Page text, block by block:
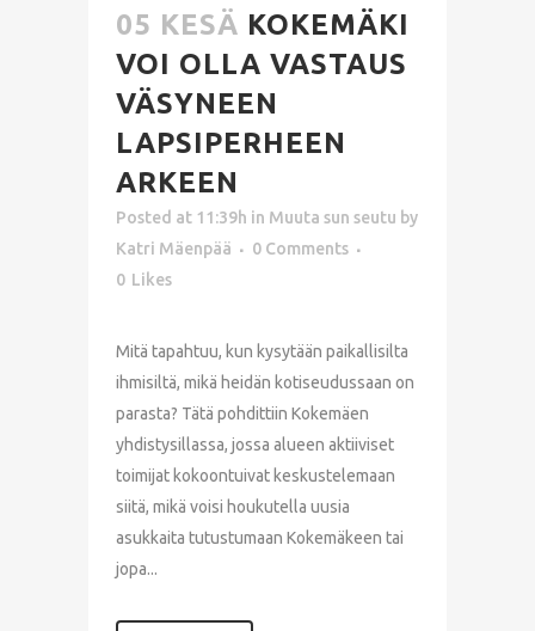
05 KESÄ KOKEMÄKI
VOI OLLA VASTAUS
VÄSYNEEN
LAPSIPERHEEN
ARKEEN
Posted at 11:39h in Muuta sun seutu by
Katri Mäenpää
0 Comments
0 Likes
Mitä tapahtuu, kun kysytään paikallisilta
ihmisiltä, mikä heidän kotiseudussaan on
parasta? Tätä pohdittiin Kokemäen
yhdistysillassa, jossa alueen aktiiviset
toimijat kokoontuivat keskustelemaan
siitä, mikä voisi houkutella uusia
asukkaita tutustumaan Kokemäkeen tai
jopa...